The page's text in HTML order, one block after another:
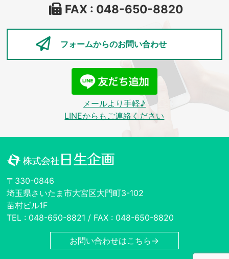
FAX : 048-650-8820
フォームからのお問い合わせ
メールより手軽♪
LINEからもご連絡ください
〒330-0846
埼玉県さいたま市大宮区大門町3-102
苗村ビル1F
TEL : 048-650-8821 / FAX : 048-650-8820
お問い合わせはこちら→